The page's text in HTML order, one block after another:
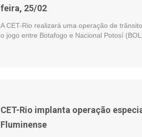
feira, 25/02
A CET-Rio realizará uma operação de
o jogo entre Botafogo e Nacional Potosí
CET-Rio implanta operação
Fluminense